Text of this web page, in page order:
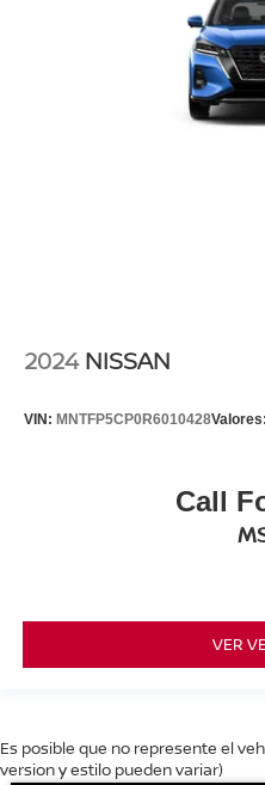
2024 NISSAN
VIN: MNTFP5CP0R6010428Valores:
Call
VER
Es posible que no represente el
version y estilo pueden variar)